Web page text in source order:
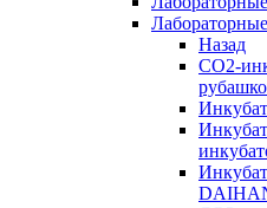
Назад
СО2-